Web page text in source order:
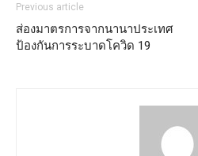
Previous article
ส่องมาตรการจากนานาประเทศ
ป้องกันการระบาดโควิด 19